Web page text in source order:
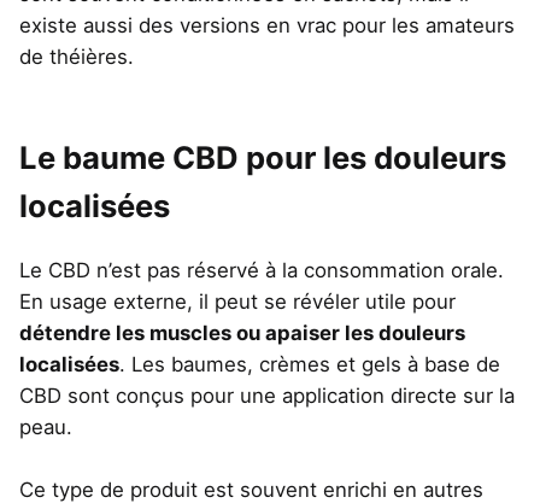
existe aussi des versions en vrac pour les amateurs
de théières.
Le baume CBD pour les douleurs
localisées
Le CBD n’est pas réservé à la consommation orale.
En usage externe, il peut se révéler utile pour
détendre les muscles ou apaiser les douleurs
localisées. Les baumes, crèmes et gels à base de
CBD sont conçus pour une application directe sur la
peau.
Ce type de produit est souvent enrichi en autres